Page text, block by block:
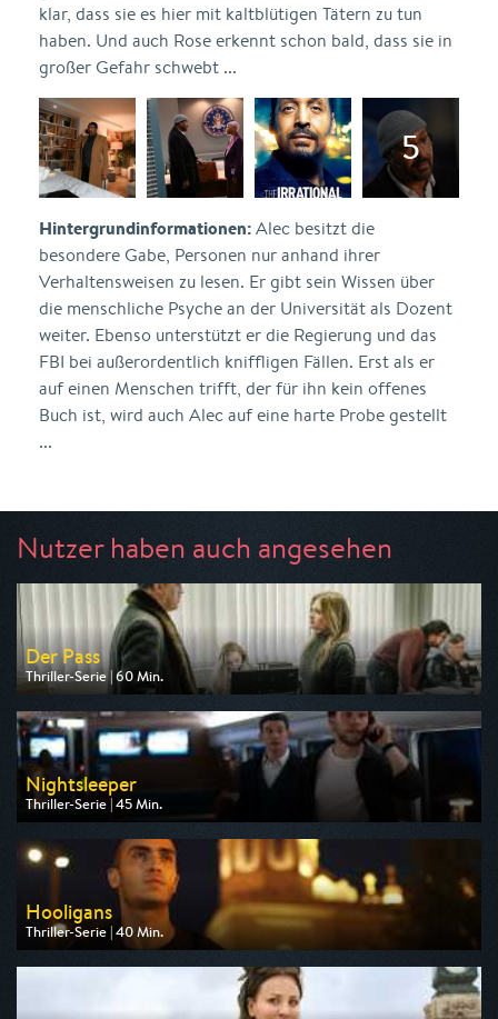
klar, dass sie es hier mit kaltblütigen Tätern zu tun
haben. Und auch Rose erkennt schon bald, dass sie in
großer Gefahr schwebt ...
Hintergrundinformationen:Alec besitzt die
besondere Gabe, Personen nur anhand ihrer
Verhaltensweisen zu lesen. Er gibt sein Wissen über
die menschliche Psyche an der Universität als Dozent
weiter. Ebenso unterstützt er die Regierung und das
FBI bei außerordentlich kniffligen Fällen. Erst als er
auf einen Menschen trifft, der für ihn kein offenes
Buch ist, wird auch Alec auf eine harte Probe gestellt
...
Nutzer haben auch angesehen
Der Pass
Thriller-Serie | 60 Min.
Ausgestrahlt von Nitro
am 13.08.2026, 20:15
Nightsleeper
Thriller-Serie | 45 Min.
Ausgestrahlt von HR
am 09.08.2026, 00:40
Hooligans
Thriller-Serie | 40 Min.
Ausgestrahlt von One
am 14.08.2026, 22:55